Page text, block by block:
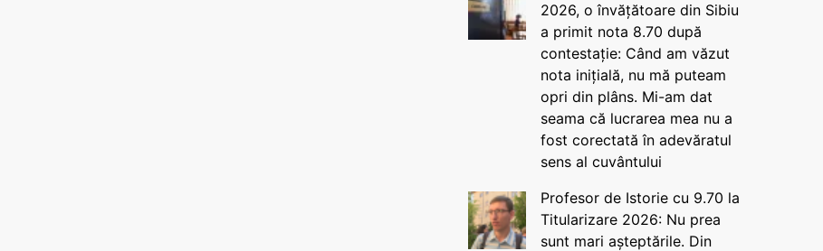
2026, o învățătoare din Sibiu
a primit nota 8.70 după
contestație: Când am văzut
nota inițială, nu mă puteam
opri din plâns. Mi-am dat
seama că lucrarea mea nu a
fost corectată în adevăratul
sens al cuvântului
Profesor de Istorie cu 9.70 la
Titularizare 2026: Nu prea
sunt mari așteptările. Din